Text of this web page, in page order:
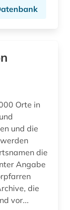
Orte in
und die
die
Angabe
die
vor...